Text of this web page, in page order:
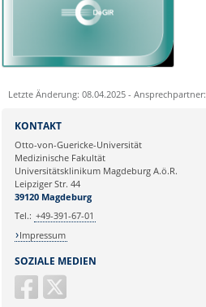
Letzte Änderung: 08.04.2025 - Ansprechpartner:
Ihre E-Mailadresse:
Ihr Anliegen:
SOZIALE MEDIEN
KONTAKT
Otto-von-Guericke-Universität
Medizinische Fakultät
Universitätsklinikum Magdeburg A.ö.R.
Leipziger Str. 44
39120 Magdeburg
Tel.: +49-391-67-01
Impressum